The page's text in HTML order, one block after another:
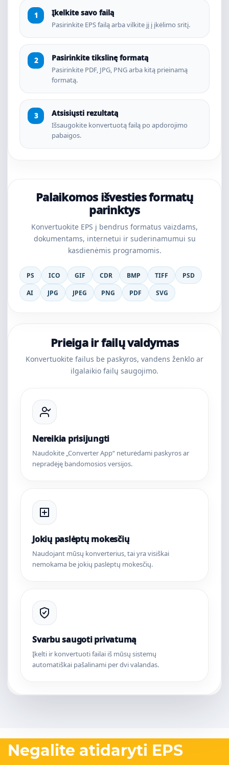
Įkelkite savo failą
Pasirinkite EPS failą arba vilkite jį į įkėlimo sritį.
Pasirinkite tikslinę formatą
Pasirinkite PDF, JPG, PNG arba kitą prieinamą
formatą.
Atsisiųsti rezultatą
Išsaugokite konvertuotą failą po apdorojimo
pabaigos.
Palaikomos išvesties formatų
parinktys
Konvertuokite EPS į bendrus formatus vaizdams,
dokumentams, internetui ir suderinamumui su
kasdienėmis programomis.
PS ICO GIF CDR BMP TIFF
PSD
AI
JPG JPEG PNG PDF SVG
Prieiga ir failų valdymas
Konvertuokite failus be paskyros, vandens ženklo ar
ilgalaikio failų saugojimo.
Nereikia prisijungti
Naudokite „Converter App“ neturėdami paskyros ar
nepradėję bandomosios versijos.
Jokių paslėptų mokesčių
Naudojant mūsų konverterius, tai yra visiškai
nemokama be jokių paslėptų mokesčių.
Svarbu saugoti privatumą
Įkelti ir konvertuoti failai iš mūsų sistemų
automatiškai pašalinami per dvi valandas.
Negalite atidaryti EPS